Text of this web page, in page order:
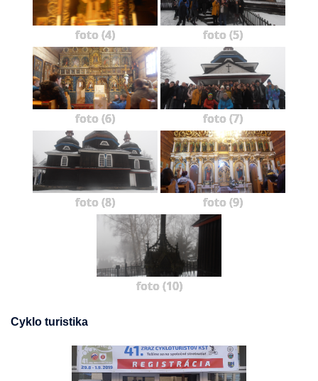
foto (4) foto (5)
foto (6) foto (7)
foto (8) foto (9)
foto (10)
Cyklo turistika